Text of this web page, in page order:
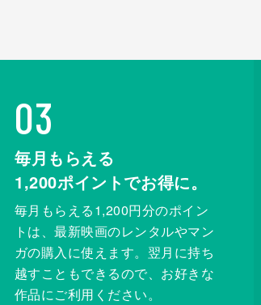
03
毎月もらえる
1,200ポイントでお得に。
毎月もらえる1,200円分のポイン
トは、最新映画のレンタルやマン
ガの購入に使えます。翌月に持ち
越すこともできるので、お好きな
作品にご利用ください。